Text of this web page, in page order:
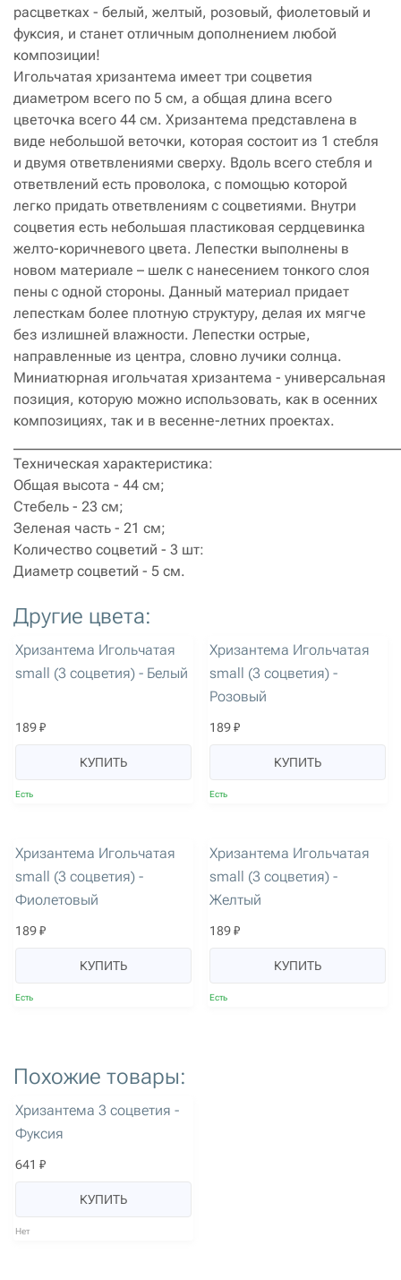
расцветках - белый, желтый, розовый, фиолетовый и
фуксия, и станет отличным дополнением любой
композиции!
Игольчатая хризантема имеет три соцветия
диаметром всего по 5 см, а общая длина всего
цветочка всего 44 см. Хризантема представлена в
виде небольшой веточки, которая состоит из 1 стебля
и двумя ответвлениями сверху. Вдоль всего стебля и
ответвлений есть проволока, с помощью которой
легко придать ответвлениям с соцветиями. Внутри
соцветия есть небольшая пластиковая сердцевинка
желто-коричневого цвета. Лепестки выполнены в
новом материале – шелк с нанесением тонкого слоя
пены с одной стороны. Данный материал придает
лепесткам более плотную структуру, делая их мягче
без излишней влажности. Лепестки острые,
направленные из центра, словно лучики солнца.
Миниатюрная игольчатая хризантема - универсальная
позиция, которую можно использовать, как в осенних
композициях, так и в весенне-летних проектах.
Техническая характеристика:
Общая высота - 44 см;
Стебель - 23 см;
Зеленая часть - 21 см;
Количество соцветий - 3 шт:
Диаметр соцветий - 5 см.
Другие цвета:
артикул: 3153
Хризантема Игольчатая
small (3 соцветия) - Белый
189 ₽
КУПИТЬ
Есть
Хризантема Игольчатая
small (3 соцветия) -
Розовый
189 ₽
КУПИТЬ
Есть
Хризантема Игольчатая
small (3 соцветия) -
Фиолетовый
189 ₽
КУПИТЬ
Есть
Хризантема Игольчатая
small (3 соцветия) -
Желтый
189 ₽
КУПИТЬ
Есть
Похожие товары:
артикул: 1238
Хризантема 3 соцветия -
Фуксия
641 ₽
КУПИТЬ
Нет